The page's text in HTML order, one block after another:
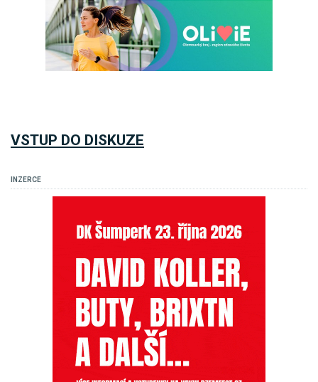
VSTUP DO DISKUZE
INZERCE